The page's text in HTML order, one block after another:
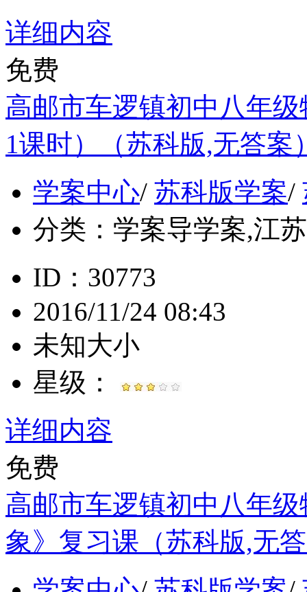
详细内容
免费
高邮市车逻镇初中八年
1课时）（苏科版,无答案
学案中心/ 苏科版学案/
分类： 学案导学案,江
ID：30773
2016/11/24 08:43
未知大小
星级：
详细内容
免费
高邮市车逻镇初中八年
象》复习课（苏科版,无